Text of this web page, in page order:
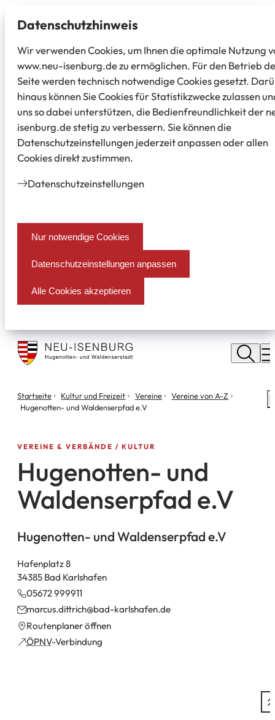
Datenschutz­hinweis
Wir verwenden Cookies, um Ihnen die optimale Nutzung
www.neu-isenburg.de zu ermöglichen. Für den Betrieb
Seite werden technisch notwendige Cookies gesetzt.
hinaus können Sie Cookies für Statistikzwecke zulassen
uns so dabei unterstützen, die Bedienfreundlichkeit der
isenburg.de stetig zu verbessern. Sie können die
Datenschutzeinstellungen jederzeit anpassen oder allen
Cookies direkt zustimmen.
Datenschutz­einstellungen
Nur notwendige Cookies
Datenschutzeinstellungen anpassen
Alle Cookies akzeptieren
Stadt
Neu
Isenburg
Sie
befinden
Startseite Kultur und Freizeit Vereine
Vereine von A-Z
Hugenotten- und Waldenserpfad e.V
VEREINE & VERBÄNDE KULTUR
Hugenotten- und
Waldenserpfad e.V
Hugenotten- und Waldenserpfad e.V
Hafenplatz 8
34385 Bad Karlshafen
05672 999911
marcus.dittrich
bad-karlshafen de
Routenplaner öffnen
(Öffnet
in ÖPNV-Verbindung
(Öffnet